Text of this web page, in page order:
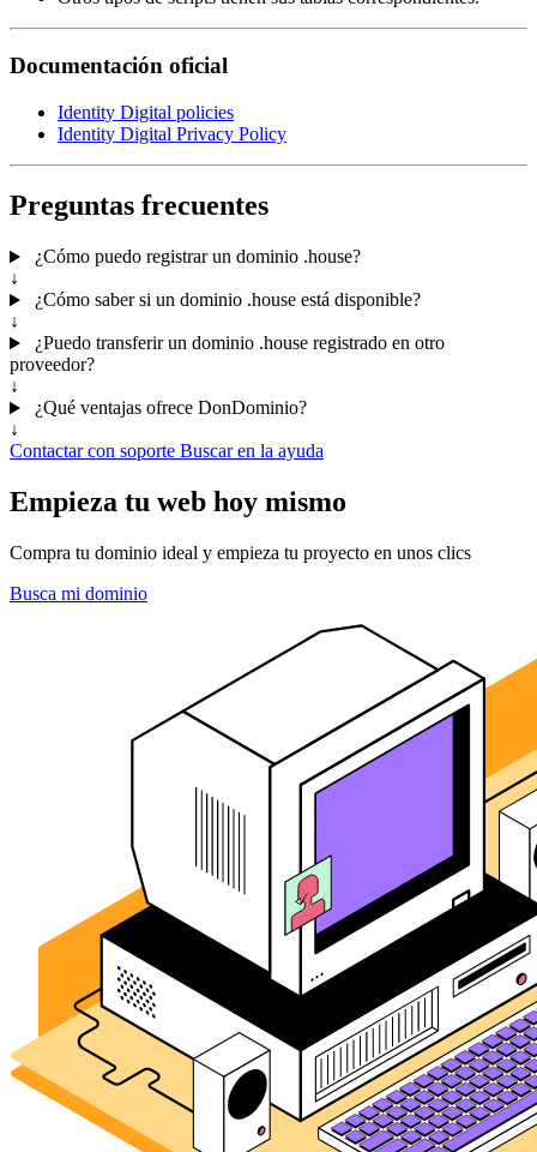
Documentación oficial
Identity Digital policies
Identity Digital Privacy Policy
Preguntas frecuentes
¿Cómo puedo registrar un dominio .house?
↓
¿Cómo saber si un dominio .house está disponible?
↓
¿Puedo transferir un dominio .house registrado en otro
proveedor?
↓
¿Qué ventajas ofrece DonDominio?
↓
Contactar con soporte Buscar en la ayuda
Empieza tu web hoy mismo
Compra tu dominio ideal y empieza tu proyecto en unos clics
Busca mi dominio